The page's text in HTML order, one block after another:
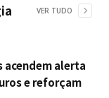
VER TUDO
acendem alerta
e reforçam